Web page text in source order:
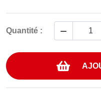
Quantité : 